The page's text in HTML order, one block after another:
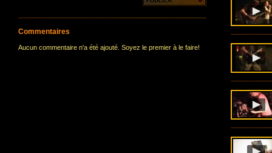
Commentaires
Aucun commentaire n'a été ajouté. Soyez le premier à le faire!